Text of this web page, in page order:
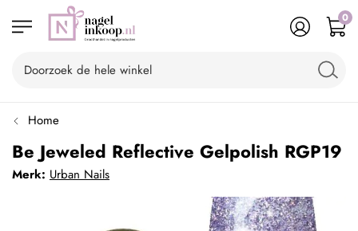
0
Home
Be Jeweled Reflective Gelpolish RGP19
Merk: Urban Nails